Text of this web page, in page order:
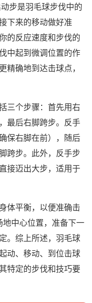
步是羽毛球步伐中的
下来的移动做好准
的反应速度和步伐的
中起到微调位置的作
精确地到达击球点，
三个步骤：首先用右
最后右脚跨步。反手
保右脚在前），随后
跨步。此外，反手步
接迈出大步，适用于
体平衡，以便准确击
中心位置，准备下一
。综上所述，羽毛球
动、移动、到位击球
特定的步伐和技巧要